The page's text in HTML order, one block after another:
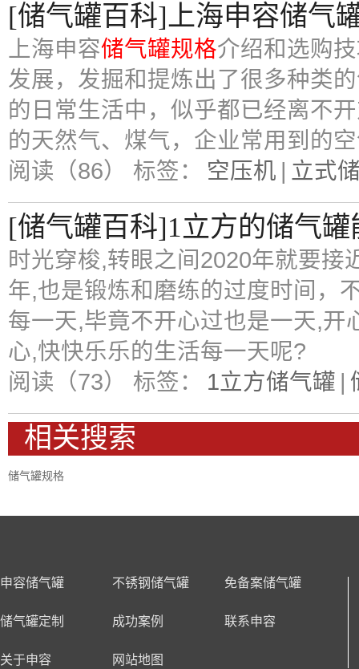
[储气罐百科]上海申容储气
上海申容储气罐规格介绍和选购
发展，发掘和提炼出了很多种类
的日常生活中，似乎都已经离不
的天然气、煤气，企业常用到的
阅读（86） 标签： 空压机 | 立式
[储气罐百科]1立方的储气罐
时光穿梭,转眼之间2020年就要接
年,也是锻炼和磨练的过度时间，
每一天,毕竟不开心过也是一天,
心,快快乐乐的生活每一天呢?
阅读（73） 标签： 1立方储气罐 |
相关搜索
储气罐规格
申容储气罐 不锈钢储气罐 免备案储气罐
储气罐定制 成功案例 联系申容
关于申容 网站地图